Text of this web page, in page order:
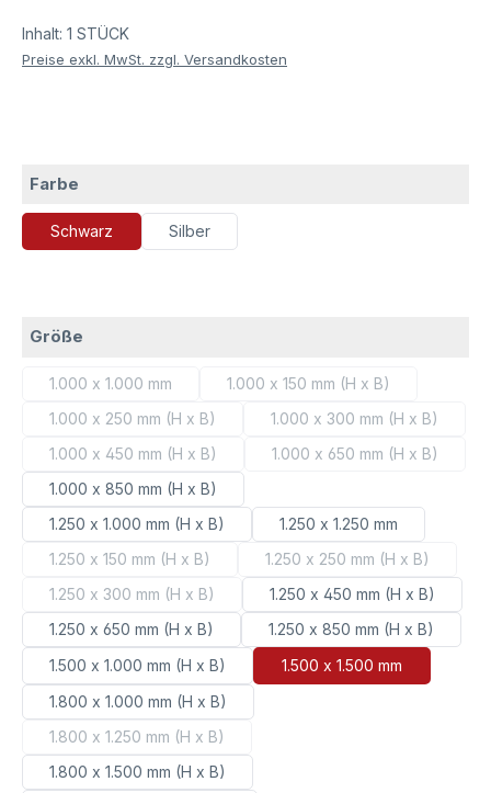
Inhalt: 1 STÜCK
Preise exkl. MwSt. zzgl. Versandkosten
Farbe
Schwarz Silber
Größe
1.000 x 1.000 mm
(Diese Option ist zurzeit nicht verfügbar.)
1.000 x 150 mm (H x B)
(Diese Option ist zurzeit
1.000 x 250 mm (H x B)
(Diese Option ist zurzeit nicht verfügbar.)
1.000 x 300 mm (H x B)
(Diese Option ist
1.000 x 450 mm (H x B)
(Diese Option ist zurzeit nicht verfügbar.)
1.000 x 650 mm (H x B)
(Diese Option ist
1.000 x 850 mm (H x B)
1.250 x 1.000 mm (H x B)
1.250 x 1.250 mm
1.250 x 150 mm (H x B)
(Diese Option ist zurzeit nicht verfügbar.)
1.250 x 250 mm (H x B)
(Diese Option ist
1.250 x 300 mm (H x B)
(Diese Option ist zurzeit nicht verfügbar.)
1.250 x 450 mm (H x B)
1.250 x 650 mm (H x B)
1.250 x 850 mm (H x B)
1.500 x 1.000 mm (H x B)
1.500 x 1.500 mm
1.800 x 1.000 mm (H x B)
1.800 x 1.250 mm (H x B)
(Diese Option ist zurzeit nicht verfügbar.)
1.800 x 1.500 mm (H x B)